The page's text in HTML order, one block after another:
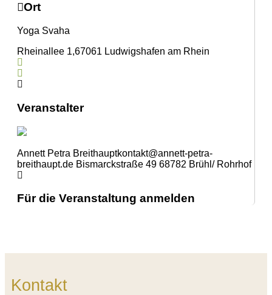
Ort
Yoga Svaha
Rheinallee 1,67061 Ludwigshafen am Rhein
Veranstalter
Annett Petra Breithauptkontakt@annett-petra-
breithaupt.de Bismarckstraße 49 68782 Brühl/ Rohrhof
Für die Veranstaltung anmelden
Kontakt